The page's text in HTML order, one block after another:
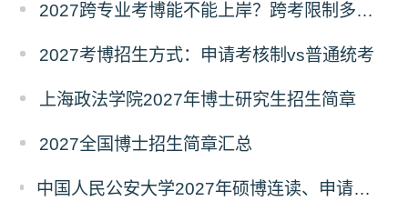
2027跨专业考博能不能上岸？跨考限制多不多？
2027考博招生方式：申请考核制vs普通统考
上海政法学院2027年博士研究生招生简章
2027全国博士招生简章汇总
中国人民公安大学2027年硕博连读、申请考核、本科直博博士研究生招生报名事宜的通知